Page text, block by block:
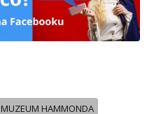
MUZEUM HAMMONDA